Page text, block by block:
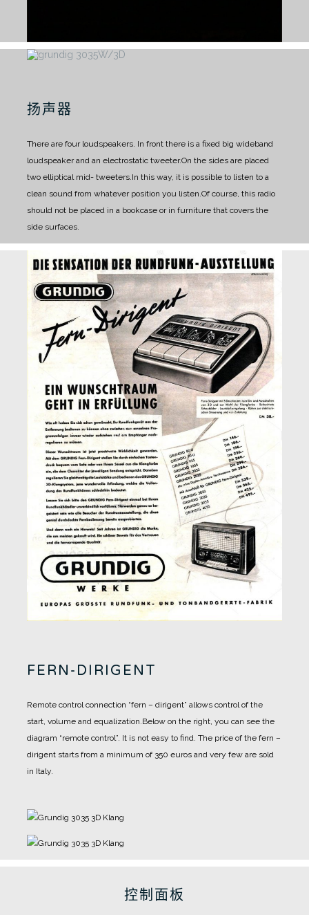
扬声器
There are four loudspeakers. In front there is a fixed big wideband
loudspeaker and an electrostatic tweeter.On the sides are placed
two elliptical mid- tweeters.In this way, it is possible to listen to a
clean sound from whatever position you listen.Of course, this radio
should not be placed in a bookcase or in furniture that covers the
side surfaces.
FERN-DIRIGENT
Remote control connection “fern – dirigent” allows control of the
start, volume and equalization.Below on the right, you can see the
diagram “remote control”. It is not easy to find. The price of the fern –
dirigent starts from a minimum of 350 euros and very few are sold
in Italy.
控制面板